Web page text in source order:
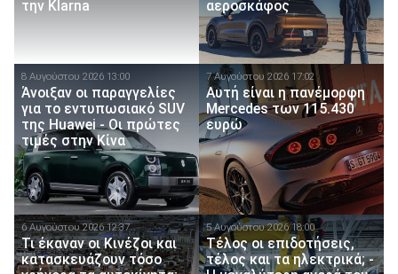
την Klarna
αεροσκάφος
8 Αυγούστου 2026 13:00
Άνοιξαν οι παραγγελίες
για το εντυπωσιακό SUV
της Huawei - Οι πρώτες
τιμές στην Κίνα
7 Αυγούστου 2026 17:02
Αυτή είναι η πανέμορφη
Mercedes των 115.430
ευρώ
6 Αυγούστου 2026 12:37
Τι έκαναν οι Κινέζοι και
κατασκευάζουν τόσο
5 Αυγούστου 2026 18:00
Τέλος οι επιδοτήσεις,
τέλος και τα ηλεκτρικά; -